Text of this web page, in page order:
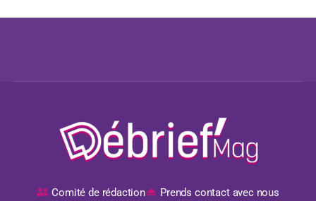
Comité de rédaction Prends contact avec nous